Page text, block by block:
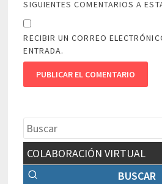
SIGUIENTES COMENTARIOS A
RECIBIR UN CORREO
ENTRADA.
COLABORACIÓN VIRTUAL